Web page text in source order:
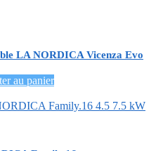
LA NORDICA Vicenza Evo
au panier